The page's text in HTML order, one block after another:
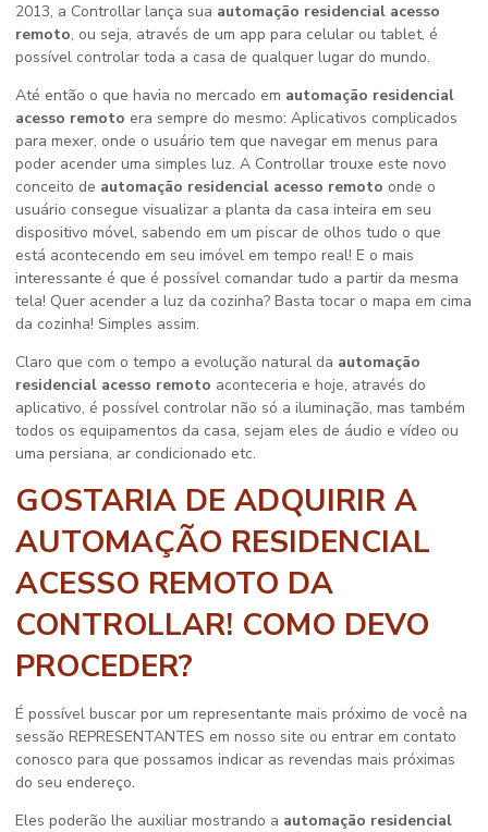
2013, a Controllar lança sua automação residencial acesso
remoto, ou seja, através de um app para celular ou tablet, é
possível controlar toda a casa de qualquer lugar do mundo.
Até então o que havia no mercado em automação residencial
acesso remoto era sempre do mesmo: Aplicativos complicados
para mexer, onde o usuário tem que navegar em menus para
poder acender uma simples luz. A Controllar trouxe este novo
conceito de automação residencial acesso remoto onde o
usuário consegue visualizar a planta da casa inteira em seu
dispositivo móvel, sabendo em um piscar de olhos tudo o que
está acontecendo em seu imóvel em tempo real! E o mais
interessante é que é possível comandar tudo a partir da mesma
tela! Quer acender a luz da cozinha? Basta tocar o mapa em cima
da cozinha! Simples assim.
Claro que com o tempo a evolução natural da automação
residencial acesso remoto aconteceria e hoje, através do
aplicativo, é possível controlar não só a iluminação, mas também
todos os equipamentos da casa, sejam eles de áudio e vídeo ou
uma persiana, ar condicionado etc.
GOSTARIA DE ADQUIRIR A
AUTOMAÇÃO RESIDENCIAL
ACESSO REMOTO DA
CONTROLLAR! COMO DEVO
PROCEDER?
É possível buscar por um representante mais próximo de você na
sessão REPRESENTANTES em nosso site ou entrar em contato
conosco para que possamos indicar as revendas mais próximas
do seu endereço.
Eles poderão lhe auxiliar mostrando a automação residencial